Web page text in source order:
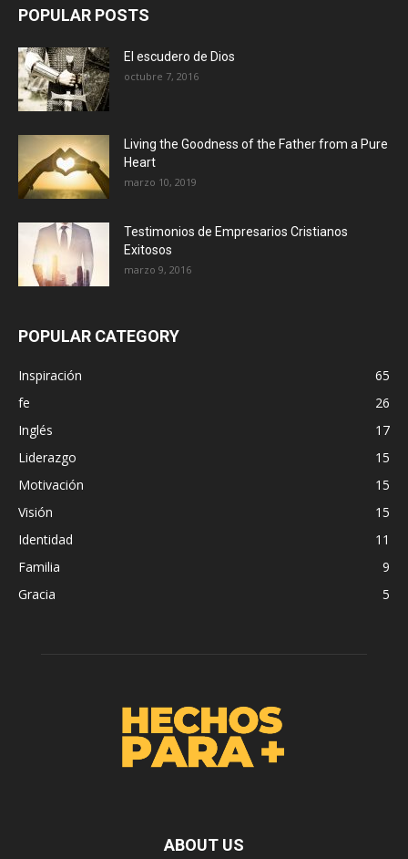
POPULAR POSTS
El escudero de Dios
octubre 7, 2016
Living the Goodness of the Father from a Pure
Heart
marzo 10, 2019
Testimonios de Empresarios Cristianos
Exitosos
marzo 9, 2016
POPULAR CATEGORY
Inspiración
65
fe
26
Inglés
17
Liderazgo
15
Motivación
15
Visión
15
Identidad
11
Familia
9
Gracia
5
ABOUT US